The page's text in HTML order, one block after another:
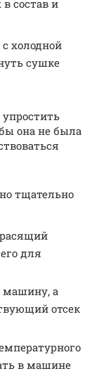
состав и
холодной
сушке
она не была
тщательно
для
а
отсек
в машине